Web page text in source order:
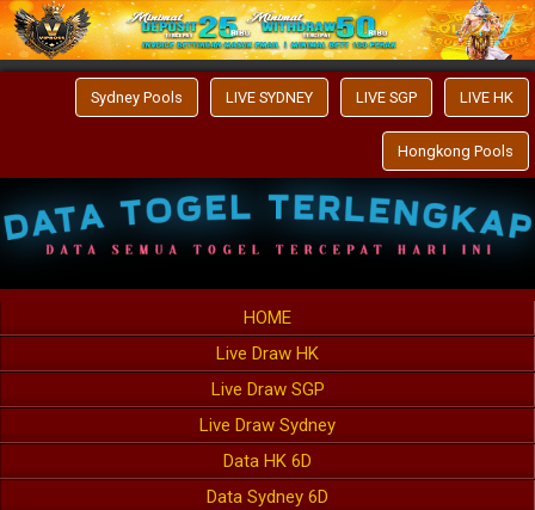
LIVE HK
LIVE SGP
LIVE SYDNEY
Sydney Pools
Hongkong Pools
HOME
Live Draw HK
Live Draw SGP
Live Draw Sydney
Data HK 6D
Data Sydney 6D